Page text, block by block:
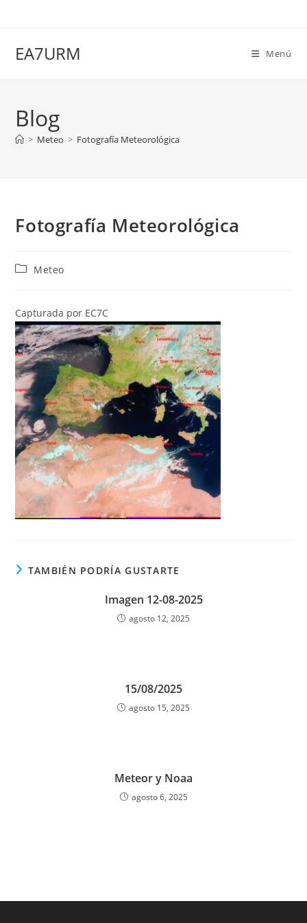
EA7URM Menú
Blog
> Meteo > Fotografía Meteorológica
Fotografía Meteorológica
Categoría
entrada:
Meteo
Capturada por EC7C
TAMBIÉN PODRÍA GUSTARTE
Imagen 12-08-2025
agosto 12, 2025
15/08/2025
agosto 15, 2025
Meteor y Noaa
agosto 6, 2025